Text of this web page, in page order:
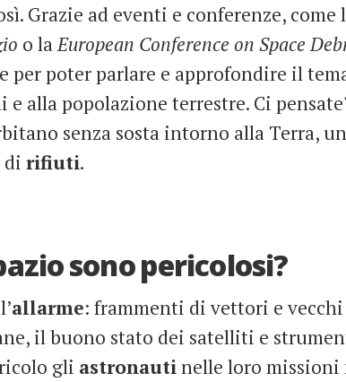
Grazie ad eventi e conferenze, come
o laEuropean Conference on Space
per poter parlare e approfondire il
alla popolazione terrestre. Ci
senza sosta intorno alla Terra,
di rifiuti.
sono pericolosi?
allarme: frammenti di vettori e vecchi
il buono stato dei satelliti e
gli astronauti nelle loro missioni